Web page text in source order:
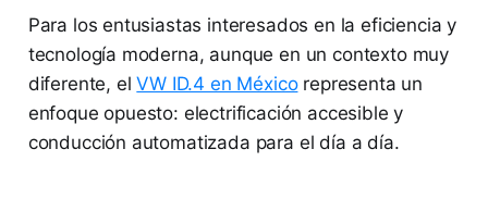
Para los entusiastas interesados en la eficiencia y
tecnología moderna, aunque en un contexto muy
diferente, elVW ID.4 en Méxicorepresenta un
enfoque opuesto: electrificación accesible y
conducción automatizada para el día a día.